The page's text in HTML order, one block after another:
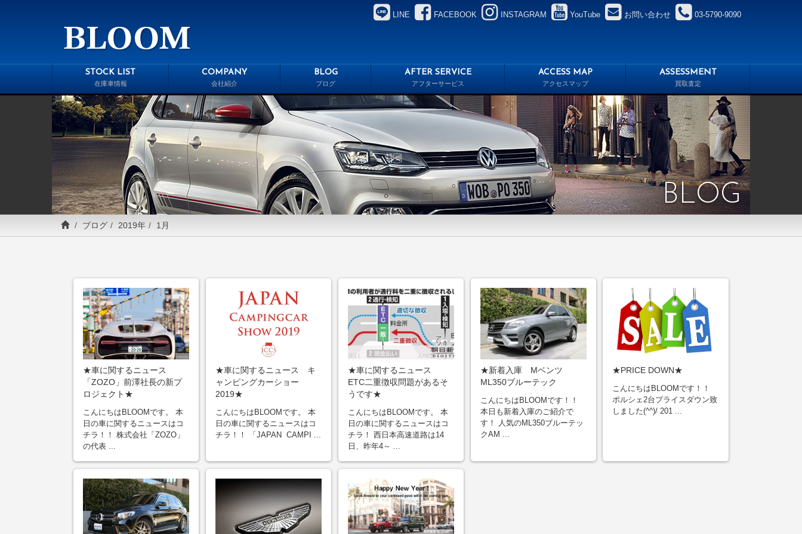
LINE FACEBOOK INSTAGRAM YouTube お問い合わせ 03-5790-9090
STOCK LIST
在庫車情報
COMPANY
会社紹介
BLOG
ブログ
AFTER SERVICE
アフターサービス
ACCESS MAP
アクセスマップ
ASSESSMENT
買取査定
BLOG
ブログ 2019年 1月
★車に関するニュース
「ZOZO」前澤社長の新プ
ロジェクト★
こんにちはBLOOMです。 本
日の車に関するニュースはコ
チラ！！ 株式会社「ZOZO」
の代表 ...
★車に関するニュース キ
ャンピングカーショー
2019★
こんにちはBLOOMです。 本
日の車に関するニュースはコ
チラ！！ 「JAPAN CAMPI ...
★車に関するニュース
ETC二重徴収問題があるそ
うです★
こんにちはBLOOMです。 本
日の車に関するニュースはコ
チラ！ 西日本高速道路は14
日、昨年4～ ...
★新着入庫 Mベンツ
ML350ブルーテック
こんにちはBLOOMです！！
本日も新着入庫のご紹介で
す！ 人気のML350ブルーテッ
クAM ...
★PRICE DOWN★
こんにちはBLOOMです！！
ポルシェ2台プライスダウン致
しました(^^)/ 201 ...